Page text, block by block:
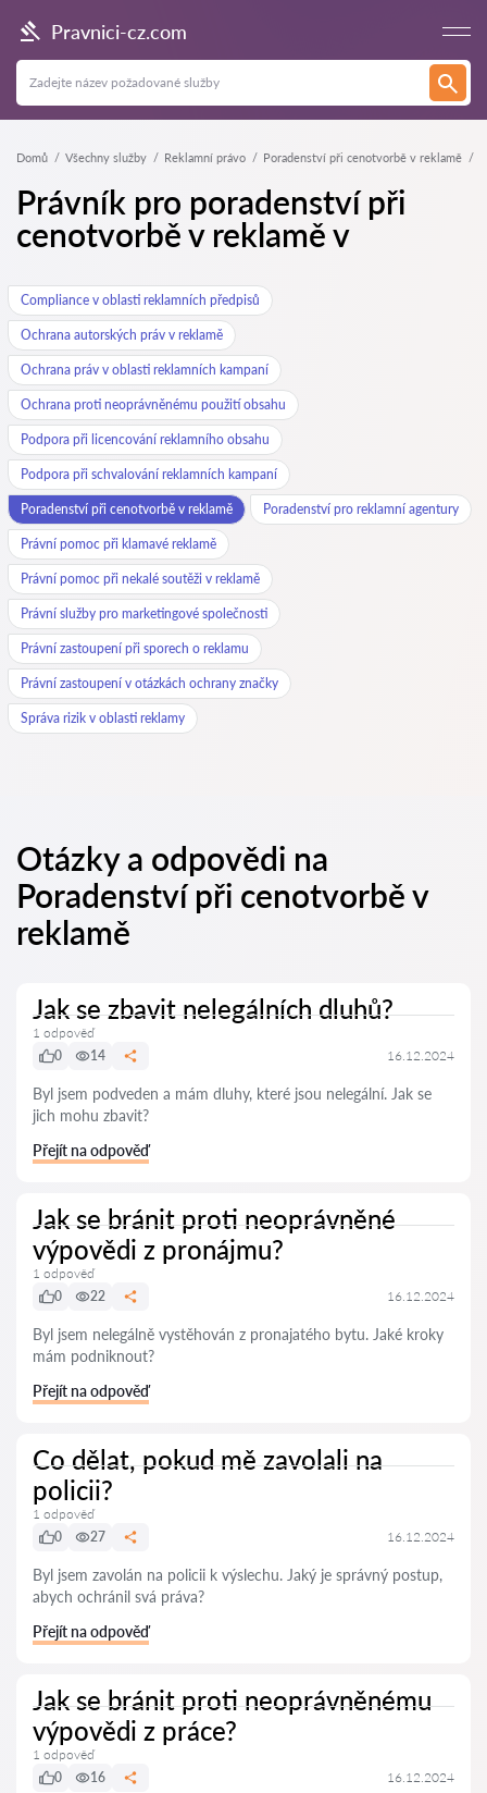
Pravnici-cz.com
Domů Všechny služby Reklamní právo Poradenství při cenotvorbě v reklamě
Právník pro poradenství při
cenotvorbě v reklamě v
Compliance v oblasti reklamních předpisů
Ochrana autorských práv v reklamě
Ochrana práv v oblasti reklamních kampaní
Ochrana proti neoprávněnému použití obsahu
Podpora při licencování reklamního obsahu
Podpora při schvalování reklamních kampaní
Poradenství při cenotvorbě v reklamě Poradenství pro reklamní agentury
Právní pomoc při klamavé reklamě
Právní pomoc při nekalé soutěži v reklamě
Právní služby pro marketingové společnosti
Právní zastoupení při sporech o reklamu
Právní zastoupení v otázkách ochrany značky
Správa rizik v oblasti reklamy
Otázky a odpovědi na
Poradenství při cenotvorbě v
reklamě
Jak se zbavit nelegálních dluhů?
1 odpověď
0
14 16.12.2024
Byl jsem podveden a mám dluhy, které jsou nelegální. Jak se
jich mohu zbavit?
Přejít na odpověď
Jak se bránit proti neoprávněné
výpovědi z pronájmu?
1 odpověď
0
22 16.12.2024
Byl jsem nelegálně vystěhován z pronajatého bytu. Jaké kroky
mám podniknout?
Přejít na odpověď
Co dělat, pokud mě zavolali na
policii?
1 odpověď
0
27 16.12.2024
Byl jsem zavolán na policii k výslechu. Jaký je správný postup,
abych ochránil svá práva?
Přejít na odpověď
Jak se bránit proti neoprávněnému
výpovědi z práce?
1 odpověď
0
16 16.12.2024